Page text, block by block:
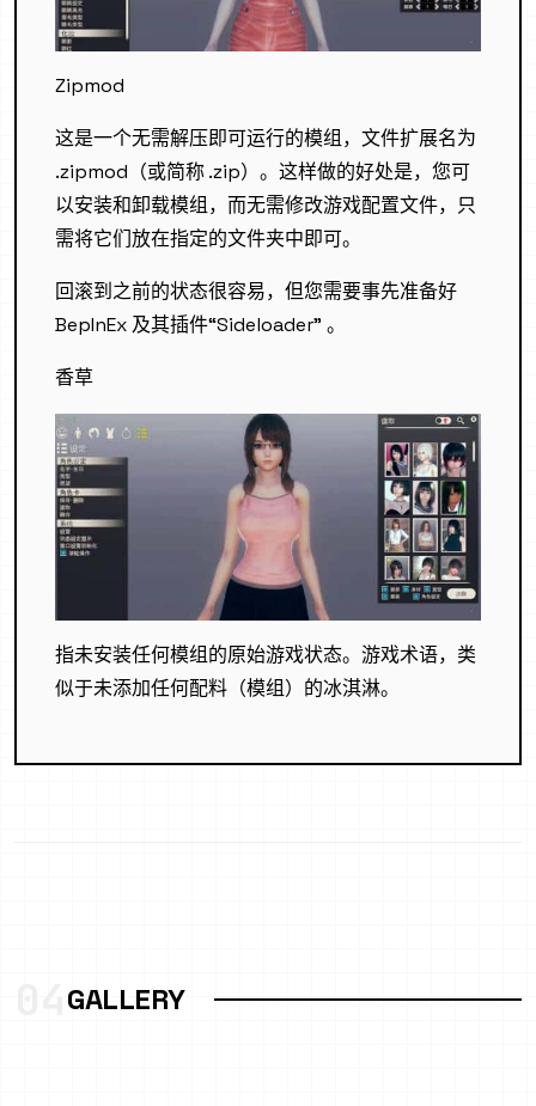
Zipmod
这是一个无需解压即可运行的模组，文件扩展名为
.zipmod（或简称 .zip）。这样做的好处是，您可
以安装和卸载模组，而无需修改游戏配置文件，只
需将它们放在指定的文件夹中即可。
回滚到之前的状态很容易，但您需要事先准备好
BepInEx 及其插件“Sideloader” 。
香草
指未安装任何模组的原始游戏状态。游戏术语，类
似于未添加任何配料（模组）的冰淇淋。
GALLERY